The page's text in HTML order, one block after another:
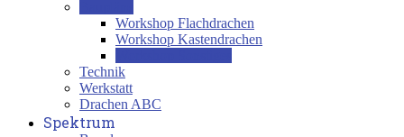
Workshop Flachdrachen
Workshop Kastendrachen
Technik
Werkstatt
Drachen ABC
Spektrum